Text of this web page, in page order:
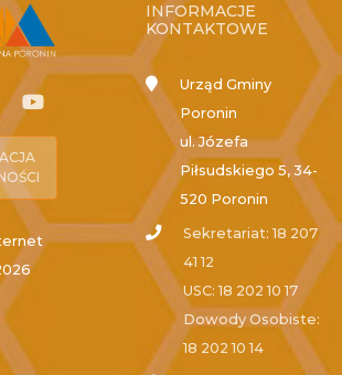
INFORMACJE
KONTAKTOWE
Urząd Gminy
Poronin
ul. Józefa
Piłsudskiego 5, 34-
520 Poronin
Sekretariat: 18 207
41 12
USC: 18 202 10 17
Dowody Osobiste:
18 202 10 14